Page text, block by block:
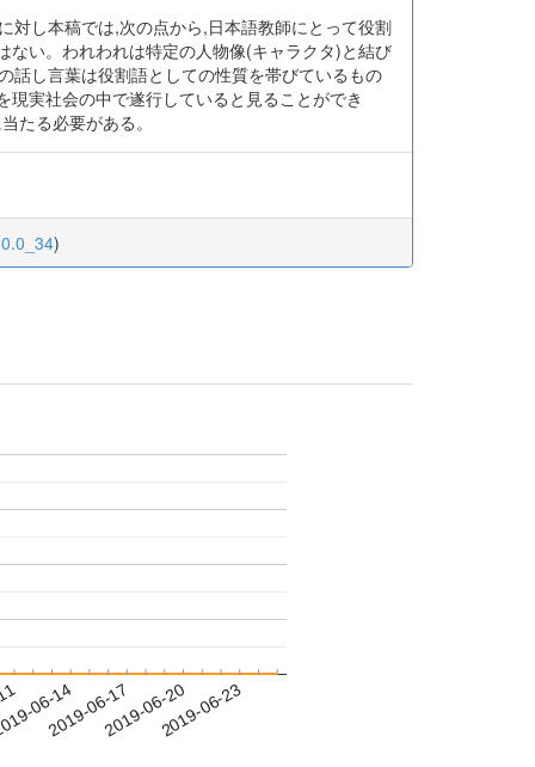
対し本稿では,次の点から,日本語教師にとって役割
い。われわれは特定の人物像(キャラクタ)と結び
話し言葉は役割語としての性質を帯びているもの
実社会の中で遂行していると見ることができ
たる必要がある。
)
06-14
2019-06-172019-06-202019-06-23